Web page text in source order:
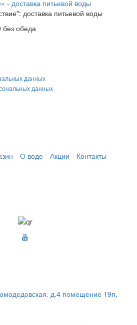
доставка питьевой воды
обеда
данных
данных
О воде Акции Контакты
д.4 помещение 19п,